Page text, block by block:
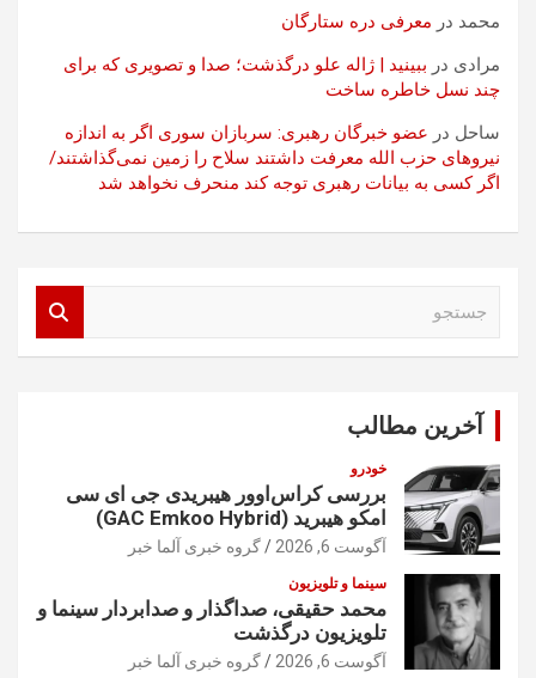
محمد در معرفی دره ستارگان
مرادی در ببینید | ژاله علو درگذشت؛ صدا و تصویری که برای
چند نسل خاطره ساخت
ساحل در عضو خبرگان رهبری: سربازان سوری اگر به اندازه
نیروهای حزب الله معرفت داشتند سلاح را زمین نمی‌گذاشتند/
اگر کسی به بیانات رهبری توجه کند منحرف نخواهد شد
آخرین مطالب
خودرو
بررسی کراس‌اوور هیبریدی جی ای سی
امکو هیبرید (GAC Emkoo Hybrid)
آگوست 6, 2026 گروه خبری آلما خبر
سینما و تلویزیون
محمد حقیقی، صداگذار و صدابردار سینما و
تلویزیون درگذشت
آگوست 6, 2026 گروه خبری آلما خبر